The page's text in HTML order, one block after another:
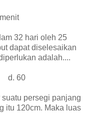
32 hari oleh 25
dapat diselesaikan
adalah....
60
persegi panjang
itu 120cm. Maka luas